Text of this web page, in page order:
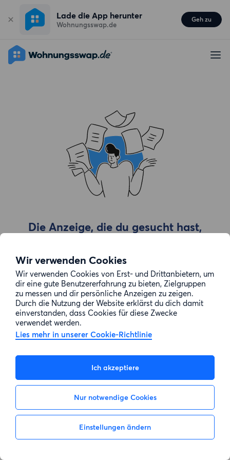
Wir verwenden Cookies
Wir verwenden Cookies von Erst- und Drittanbietern, um
dir eine gute Benutzererfahrung zu bieten, Zielgruppen
zu messen und dir persönliche Anzeigen zu zeigen.
Durch die Nutzung der Website erklärst du dich damit
einverstanden, dass Cookies für diese Zwecke
verwendet werden.
Lies mehr in unserer Cookie-Richtlinie
Ich akzeptiere
Nur notwendige Cookies
Einstellungen ändern
Lade die App herunter
Wohnungsswap.de
Geh zu
Die Anzeige, die du gesucht hast,
Zur Suche gehen